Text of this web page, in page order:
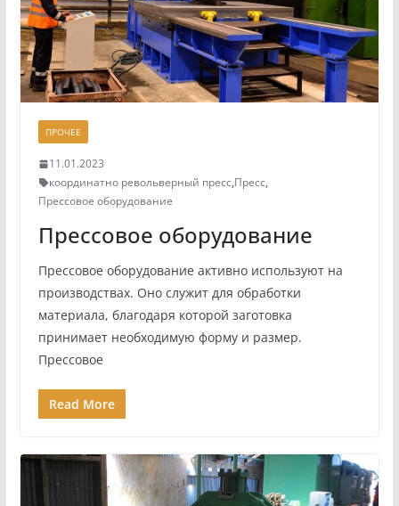
ПРОЧЕЕ
11.01.2023
координатно револьверный пресс,Пресс,
Прессовое оборудование
Прессовое оборудование
Прессовое оборудование активно используют на
производствах. Оно служит для обработки
материала, благодаря которой заготовка
принимает необходимую форму и размер.
Прессовое
Read More